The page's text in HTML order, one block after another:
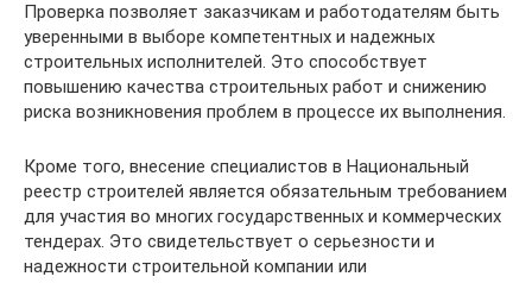
Проверка позволяет заказчикам и работодателям быть
уверенными в выборе компетентных и надежных
строительных исполнителей. Это способствует
повышению качества строительных работ и снижению
риска возникновения проблем в процессе их выполнения.
Кроме того, внесение специалистов в Национальный
реестр строителей является обязательным требованием
для участия во многих государственных и коммерческих
тендерах. Это свидетельствует о серьезности и
надежности строительной компании или